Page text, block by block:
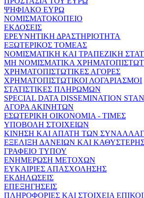
ΨΗΦΙΑΚΟ ΕΥΡΩ
ΝΟΜΙΣΜΑΤΟΚΟΠΕΙΟ
ΕΚΔΟΣΕΙΣ
ΕΡΕΥΝΗΤΙΚΗ ΔΡΑΣΤΗΡΙΟΤΗΤΑ
ΕΞΩΤΕΡΙΚΟΣ ΤΟΜΕΑΣ
ΝΟΜΙΣΜΑΤΙΚΗ ΚΑΙ ΤΡΑΠΕΖΙΚΗ
ΜΗ ΝΟΜΙΣΜΑΤΙΚΑ
ΧΡΗΜΑΤΟΠΙΣΤΩΤΙΚΕΣ ΑΓΟΡΕΣ
ΧΡΗΜΑΤΟΠΙΣΤΩΤΙΚΟΙ ΛΟΓΑΡΙΑΣΜΟΙ
ΣΤΑΤΙΣΤΙΚΕΣ ΠΛΗΡΩΜΩΝ
SPECIAL DATA DISSEMINATION
ΑΓΟΡΑ ΑΚΙΝΗΤΩΝ
ΕΣΩΤΕΡΙΚΗ ΟΙΚΟΝΟΜΙΑ - ΤΙΜΕΣ
ΥΠΟΒΟΛΗ ΣΤΟΙΧΕΙΩΝ
ΚΙΝΗΣΗ ΚΑΙ ΑΠΑΤΗ ΤΩΝ
ΕΞΕΛΙΞΗ ΔΑΝΕΙΩΝ ΚΑΙ
ΓΡΑΦΕΙΟ ΤΥΠΟΥ
ΕΝΗΜΕΡΩΣΗ ΜΕΤΟΧΩΝ
ΕΥΚΑΙΡΙΕΣ ΑΠΑΣΧΟΛΗΣΗΣ
ΕΚΔΗΛΩΣΕΙΣ
ΕΠΕΞΗΓΗΣΕΙΣ
ΠΛΗΡΟΦΟΡΙΕΣ ΚΑΙ ΣΤΟΙΧΕΙΑ